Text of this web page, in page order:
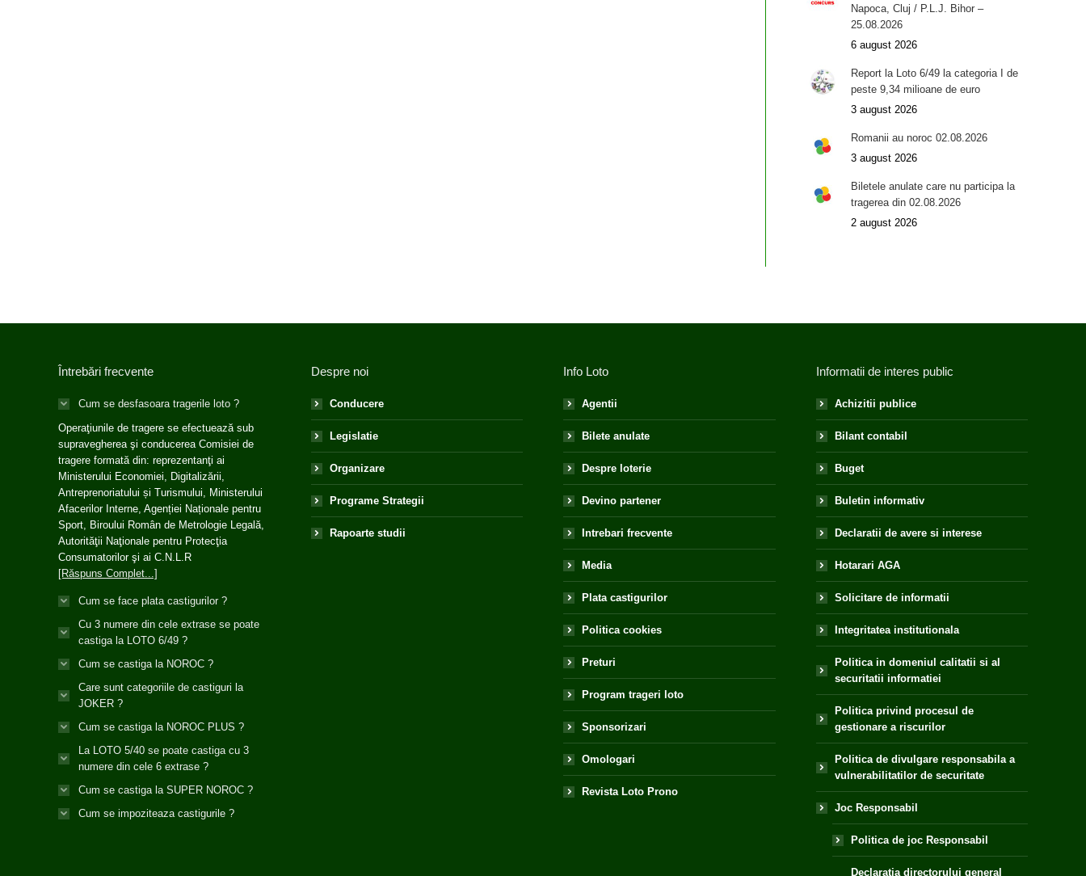
Napoca, Cluj / P.L.J. Bihor –
25.08.2026
6 august 2026
Report la Loto 6/49 la categoria I de
peste 9,34 milioane de euro
3 august 2026
Romanii au noroc 02.08.2026
3 august 2026
Biletele anulate care nu participa la
tragerea din 02.08.2026
2 august 2026
Întrebări frecvente
Cum se desfasoara tragerile loto ?
Operaţiunile de tragere se efectuează sub
supravegherea şi conducerea Comisiei de
tragere formată din: reprezentanţi ai
Ministerului Economiei, Digitalizării,
Antreprenoriatului și Turismului, Ministerului
Afacerilor Interne, Agenției Naționale pentru
Sport, Biroului Român de Metrologie Legală,
Autorităţii Naţionale pentru Protecţia
Consumatorilor şi ai C.N.L.R
[Răspuns Complet...]
Cum se face plata castigurilor ?
Cu 3 numere din cele extrase se poate
castiga la LOTO 6/49 ?
Cum se castiga la NOROC ?
Care sunt categoriile de castiguri la
JOKER ?
Cum se castiga la NOROC PLUS ?
La LOTO 5/40 se poate castiga cu 3
numere din cele 6 extrase ?
Cum se castiga la SUPER NOROC ?
Cum se impoziteaza castigurile ?
Despre noi
Conducere
Legislatie
Organizare
Programe Strategii
Rapoarte studii
Info Loto
Agentii
Bilete anulate
Despre loterie
Devino partener
Intrebari frecvente
Media
Plata castigurilor
Politica cookies
Preturi
Program trageri loto
Sponsorizari
Omologari
Revista Loto Prono
Informatii de interes public
Achizitii publice
Bilant contabil
Buget
Buletin informativ
Declaratii de avere si interese
Hotarari AGA
Solicitare de informatii
Integritatea institutionala
Politica in domeniul calitatii si al
securitatii informatiei
Politica privind procesul de
gestionare a riscurilor
Politica de divulgare responsabila a
vulnerabilitatilor de securitate
Joc Responsabil
Politica de joc Responsabil
Declaratia directorului general